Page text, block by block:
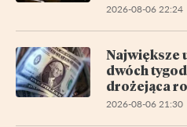
2026-08-06 22:24
Największe
dwóch
drożejąca
2026-08-06 21:30